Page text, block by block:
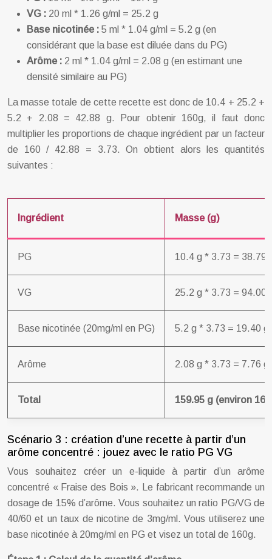
VG : 20 ml * 1.26 g/ml = 25.2 g
Base nicotinée : 5 ml * 1.04 g/ml = 5.2 g (en
considérant que la base est diluée dans du PG)
Arôme : 2 ml * 1.04 g/ml = 2.08 g (en estimant une
densité similaire au PG)
La masse totale de cette recette est donc de 10.4 + 25.2 +
5.2 + 2.08 = 42.88 g. Pour obtenir 160g, il faut donc
multiplier les proportions de chaque ingrédient par un facteur
de 160 / 42.88 = 3.73. On obtient alors les quantités
suivantes :
Ingrédient Masse (g)
PG 10.4 g * 3.73 = 38.79
VG 25.2 g * 3.73 = 94.00
Base nicotinée (20mg/ml en PG) 5.2 g * 3.73 = 19.40 g
Arôme 2.08 g * 3.73 = 7.76 g
Total 159.95 g (environ
Scénario 3 : création d’une recette à partir d’un
arôme concentré : jouez avec le ratio PG VG
Vous souhaitez créer un e-liquide à partir d’un arôme
concentré « Fraise des Bois ». Le fabricant recommande un
dosage de 15% d’arôme. Vous souhaitez un ratio PG/VG de
40/60 et un taux de nicotine de 3mg/ml. Vous utiliserez une
base nicotinée à 20mg/ml en PG et visez un total de 160g.